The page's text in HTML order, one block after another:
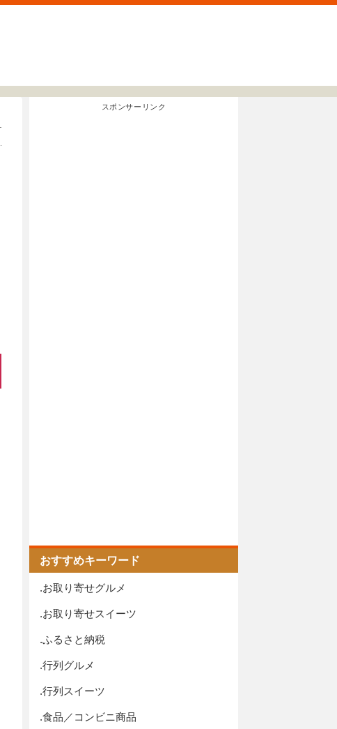
スポンサーリンク
おすすめキーワード
.お取り寄せグルメ
.お取り寄せスイーツ
.ふるさと納税
.行列グルメ
.行列スイーツ
.食品／コンビニ商品